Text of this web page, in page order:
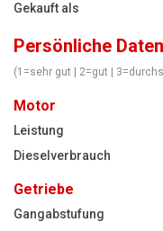
Gekauft als
Persönliche Daten
(1=sehr gut | 2=gut |
Motor
Leistung
Dieselverbrauch
Getriebe
Gangabstufung